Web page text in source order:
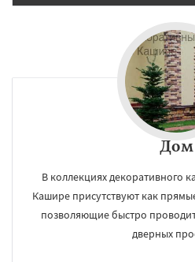
Королев
Красноармейск
Красногорск
Краснознаменск
Дом
В коллекциях декоративного
Кашире присутствуют как
позволяющие быстро
дверных
УЗНАТЬ